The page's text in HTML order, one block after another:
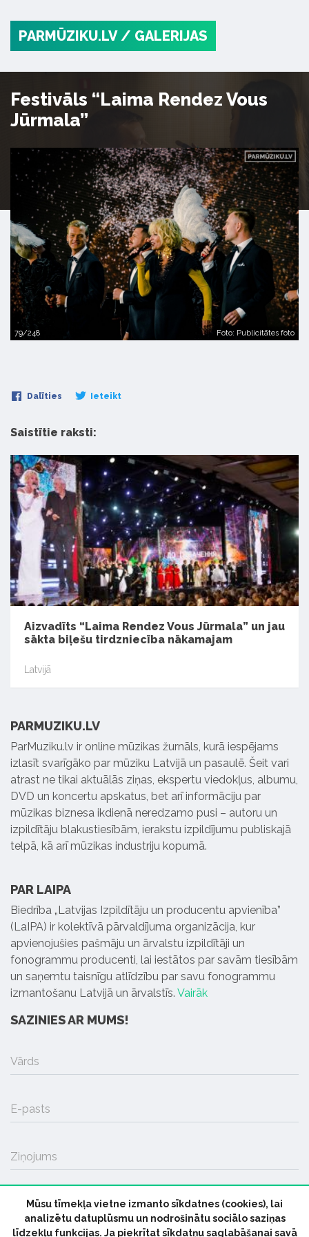
PARMŪZIKU.LV / GALERIJAS
Festivāls “Laima Rendez Vous
Jūrmala”
79/248 Foto: Publicitātes foto
Dalīties Ieteikt
Saistītie raksti:
Aizvadīts “Laima Rendez Vous Jūrmala” un jau
sākta biļešu tirdzniecība nākamajam
Latvijā
PARMUZIKU.LV
ParMuziku.lv ir online mūzikas žurnāls, kurā iespējams
izlasīt svarīgāko par mūziku Latvijā un pasaulē. Šeit vari
atrast ne tikai aktuālās ziņas, ekspertu viedokļus, albumu,
DVD un koncertu apskatus, bet arī informāciju par
mūzikas biznesa ikdienā neredzamo pusi – autoru un
izpildītāju blakustiesībām, ierakstu izpildījumu publiskajā
telpā, kā arī mūzikas industriju kopumā.
PAR LAIPA
Biedrība „Latvijas Izpildītāju un producentu apvienība”
(LaIPA) ir kolektīvā pārvaldījuma organizācija, kur
apvienojušies pašmāju un ārvalstu izpildītāji un
fonogrammu producenti, lai iestātos par savām tiesībām
un saņemtu taisnīgu atlīdzību par savu fonogrammu
izmantošanu Latvijā un ārvalstīs. Vairāk
SAZINIES AR MUMS!
Vārds
E-pasts
Ziņojums
SŪTĪT
Mūsu tīmekļa vietne izmanto sīkdatnes (cookies), lai
analizētu datuplūsmu un nodrošinātu sociālo saziņas
līdzekļu funkcijas. Ja piekrītat sīkdatņu saglabāšanai savā